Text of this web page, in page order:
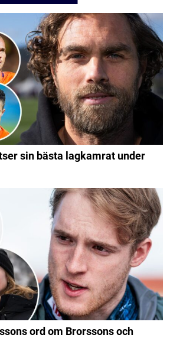
sin bästa lagkamrat under
ord om Brorssons och